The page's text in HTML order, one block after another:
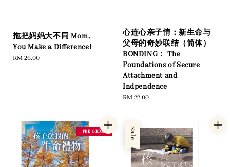
拖把妈妈大不同 Mom,
You Make a Difference!
Regular
RM 26.00
心连心亲子情：新生命与
父母的奇妙联结（简体）
BONDING： The
Foundations of Secure
Attachment and
Indpendence
Regular
RM 22.00
PRE-ORDER Sale